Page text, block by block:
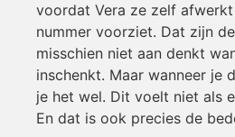
voordat Vera ze zelf
nummer voorziet. Dat zijn
misschien niet aan denkt
inschenkt. Maar wanneer je
je het wel. Dit voelt niet als
En dat is ook precies de